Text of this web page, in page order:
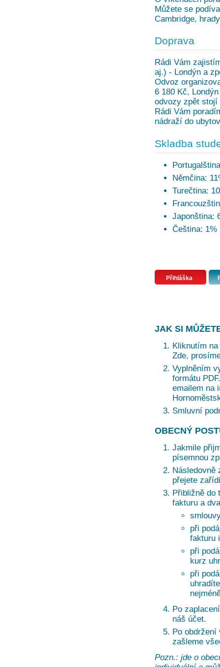
Můžete se
Cambridge,
Doprava
Rádi Vám
aj.) - Londýn a
Odvoz
6 180 Kč,
odvozy zpět stojí
Rádi Vám
nádraží do
Skladba
Němčina:
Turečtina:
Japonština:
Čeština: 1%
Přihláška
JAK SI
Kliknutím
Zde,
Vyplněním
formátu
emailem na
Smluvní
OBECNÝ
Jakmile
písemnou
Následovně
přejete
Přibližně do
fakturu a
při
fakturu
při
kurz
při
Po
náš účet.
Po obdržení
zašleme
Pozn.: jde o